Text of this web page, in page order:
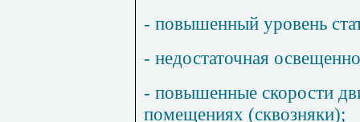
- повышенный уровень
- недостаточная
- повышенные скорости
помещениях (сквозняки);